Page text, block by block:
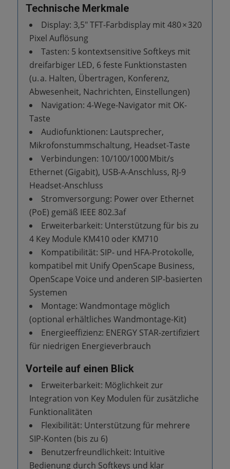
Technische Merkmale
Display: 3,5″ TFT-Farbdisplay mit 480 × 320
Pixel Auflösung
Tasten: 5 kontextsensitive Softkeys mit
dreifarbiger LED, 6 feste Funktionstasten
(u. a. Halten, Übertragen, Konferenz,
Abwesenheit, Nachrichten, Einstellungen)
Navigation: 4-Wege-Navigator mit OK-
Taste
Audiofunktionen: Lautsprecher,
Mikrofonstummschaltung, Headset-Taste
Verbindungen: 10/100/1000 Mbit/s
Ethernet (Gigabit), USB-A-Anschluss, RJ-9
Headset-Anschluss
Stromversorgung: Power over Ethernet
(PoE) gemäß IEEE 802.3af
Erweiterbarkeit: Unterstützung für bis zu
4 Key Module KM410 oder KM710
Kompatibilität: SIP- und HFA-Protokolle,
kompatibel mit Unify OpenScape Business,
OpenScape Voice und anderen SIP-basierten
Systemen
Montage: Wandmontage möglich
(optional erhältliches Wandmontage-Kit)
Energieeffizienz: ENERGY STAR-zertifiziert
für niedrigen Energieverbrauch
Vorteile auf einen Blick
Erweiterbarkeit: Möglichkeit zur
Integration von Key Modulen für zusätzliche
Funktionalitäten
Flexibilität: Unterstützung für mehrere
SIP-Konten (bis zu 6)
Benutzerfreundlichkeit: Intuitive
Bedienung durch Softkeys und klar